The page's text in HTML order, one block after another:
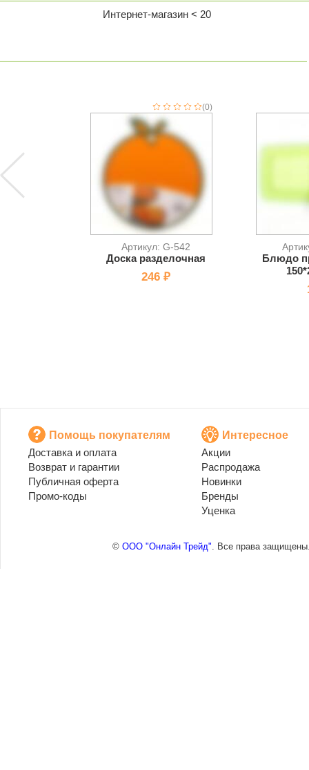
Интернет-магазин < 20
(0)
Артикул: G-542
Доска разделочная
246 ₽
Блюдо
Помощь покупателям
Доставка и оплата
Возврат и гарантии
Публичная оферта
Промо-коды
Интересное
Акции
Распродажа
Новинки
Бренды
Уценка
© ООО "Онлайн Трейд". Все права